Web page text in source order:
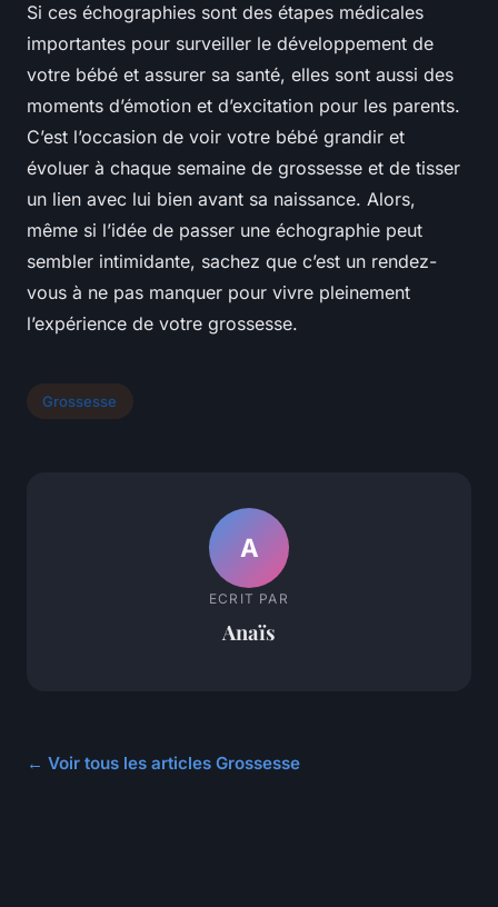
Si ces échographies sont des étapes médicales
importantes pour surveiller le développement de
votre bébé et assurer sa santé, elles sont aussi des
moments d’émotion et d’excitation pour les parents.
C’est l’occasion de voir votre bébé grandir et
évoluer à chaque semaine de grossesse et de tisser
un lien avec lui bien avant sa naissance. Alors,
même si l’idée de passer une échographie peut
sembler intimidante, sachez que c’est un rendez-
vous à ne pas manquer pour vivre pleinement
l’expérience de votre grossesse.
Grossesse
A
ECRIT PAR
Anaïs
← Voir tous les articles Grossesse